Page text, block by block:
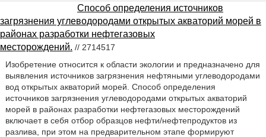
Способ определения источников
загрязнения углеводородами открытых акваторий морей в
районах разработки нефтегазовых
месторождений. // 2714517
Изобретение относится к области экологии и предназначено для
выявления источников загрязнения нефтяными углеводородами
вод открытых акваторий морей. Способ определения
источников загрязнения углеводородами открытых акваторий
морей в районах разработки нефтегазовых месторождений
включает в себя отбор образцов нефти/нефтепродуктов из
разлива, при этом на предварительном этапе формируют